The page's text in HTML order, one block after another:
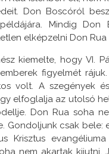
Don Boscóról
Mindig Don
elképzelni Don
kiemelte, hogy VI.
figyelmét
volt. A szegények
elfoglalja az utolsó
Don Rua soha
Gondoljunk csak
Krisztus
nem akartak